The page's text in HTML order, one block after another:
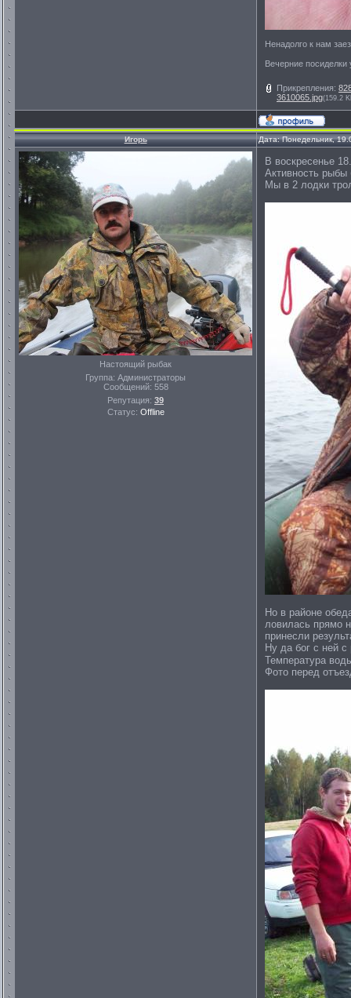
Ненадолго к нам
Вечерние
Прикрепления:
3610065.jpg(159.2
Игорь Дата: Понедельник,
Настоящий рыбак
Группа: Администраторы
Сообщений: 558
Репутация: 39
Статус: Offline
В воскресенье
Активность
Мы в 2 лодки
Но в районе
ловилась прямо
принесли
Ну да бог с ней
Температура
Фото перед